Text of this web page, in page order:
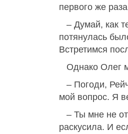
первого же
– Думай, как
потянулась
Встретимся
Однако Олег
– Погоди,
мой вопрос. Я
– Ты мне не
раскусила. И